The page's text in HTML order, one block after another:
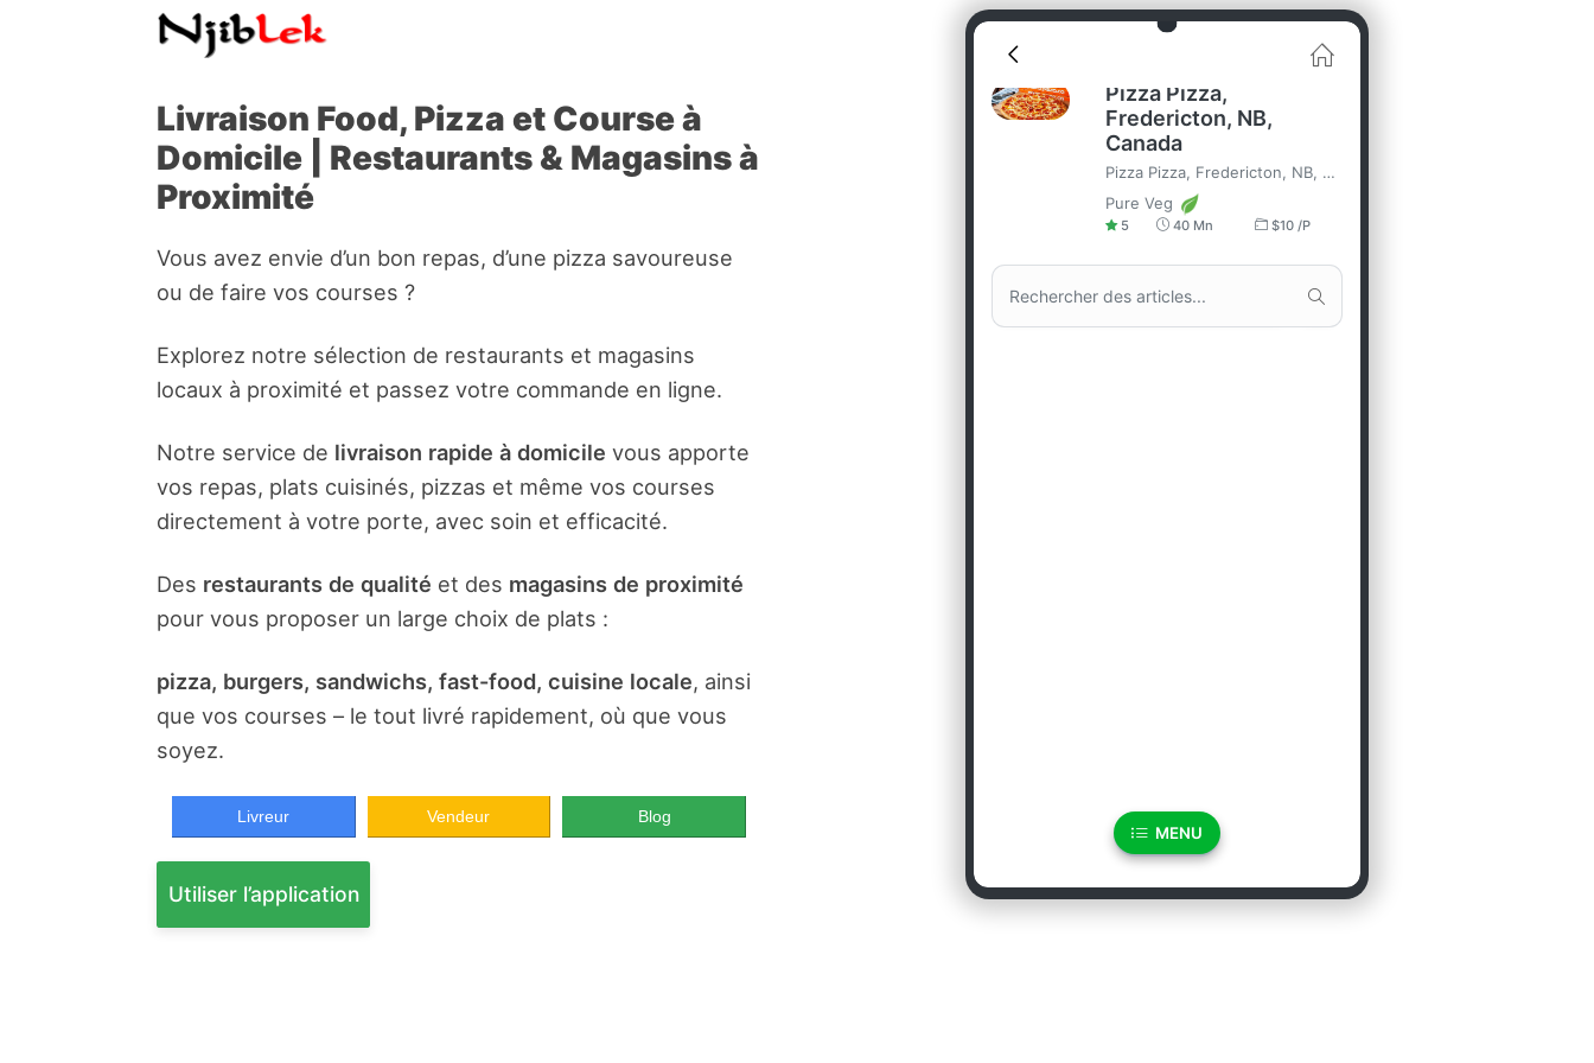
Livraison Food, Pizza et Course à
Domicile | Restaurants & Magasins à
Proximité
Vous avez envie d’un bon repas, d’une pizza savoureuse
ou de faire vos courses ?
Explorez notre sélection de restaurants et magasins
locaux à proximité et passez votre commande en ligne.
Notre service de livraison rapide à domicile vous apporte
vos repas, plats cuisinés, pizzas et même vos courses
directement à votre porte, avec soin et efficacité.
Des restaurants de qualité et des magasins de proximité
pour vous proposer un large choix de plats :
pizza, burgers, sandwichs, fast-food, cuisine locale, ainsi
que vos courses – le tout livré rapidement, où que vous
soyez.
Livreur Vendeur Blog
Utiliser l’application